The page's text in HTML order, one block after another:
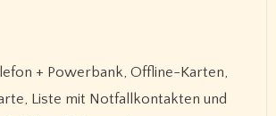
+ Powerbank, Offline-Karten,
Liste mit Notfallkontakten und